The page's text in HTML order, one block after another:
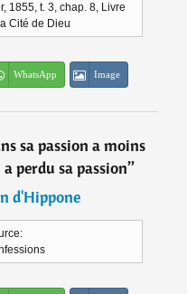
1855, t. 3, chap. 8, Livre
Cité de Dieu
WhatsApp Image
sa passion a moins
perdu sa passion”
d'Hippone